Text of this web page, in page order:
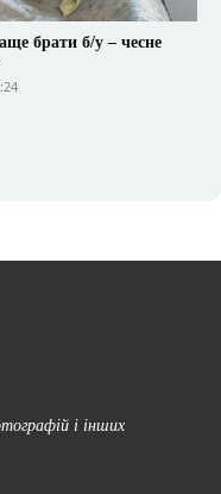
брати б/у – чесне
і інших